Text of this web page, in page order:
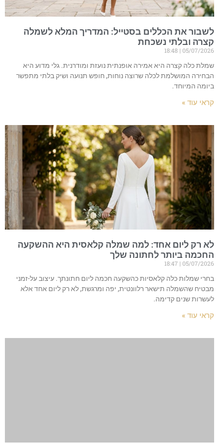
לשבור את הכללים בסטייל: המדריך המלא לשמלה
קצרה ובלתי נשכחת
05/07/2026
שמלת כלה קצרה היא אמירה אופנתית נועזת ומודרנית. גלי מדוע היא
הבחירה המושלמת לכלה שרוצה נוחות, חופש תנועה ושיק בלתי מתפשר
ביומה המיוחד.
קראי עוד »
לא רק ליום אחד: למה שמלה קלאסית היא ההשקעה
החכמה ביותר לחתונה שלך
05/07/2026
בחרי שמלות כלה קלאסיות כהשקעה חכמה ליום חתונתך. עיצוב על-זמני
מבטיח שהשמלה תישאר רלוונטית, יפה ומרגשת, לא רק ליום אחד אלא
לעשרות שנים קדימה.
קראי עוד »